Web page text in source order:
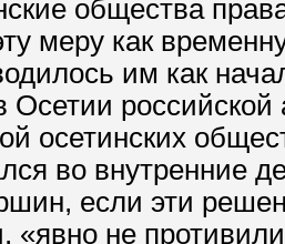
общества
меру как
им как
Осетии
осетинских
во внутренние
если эти
«явно не